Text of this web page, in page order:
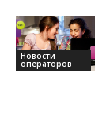
Новости
операторов